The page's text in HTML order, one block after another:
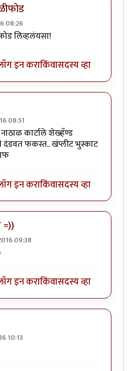
08:26
लिव्हलंयसा!
इन कराकिंवासदस्य व्हा
08:51
कार्टाले शेख्हॅण्ड
दंडवत फकस्त.. खंप्लीट भुस्काट
इन कराकिंवासदस्य व्हा
09:38
इन कराकिंवासदस्य व्हा
10:13